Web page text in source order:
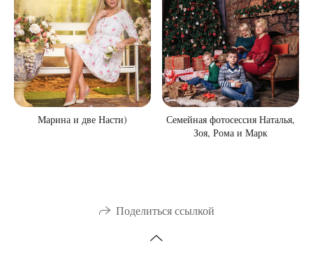
Марина и две Насти)
Семейная фотосессия Наталья,
Зоя, Рома и Марк
Поделиться ссылкой